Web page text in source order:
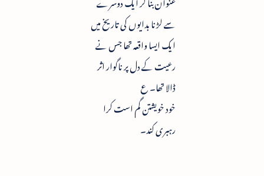
سے لڑنا بدایوں کی تاریخ میں
ایک ایسا واقعہ تھا جس نے
رعیت کے دل پر ناگوار اثر
ڈالا تھا۔ ع
خود خویشتن گم است کرا
رہبری کند۔